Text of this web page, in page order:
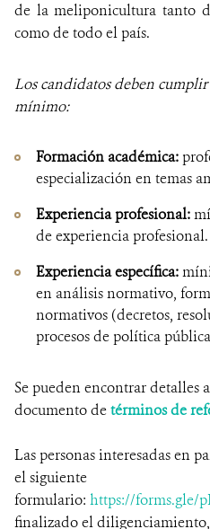
de la meliponicultura tanto
como de todo el país.
Los candidatos deben
mínimo:
Formación académica:
especialización en temas
Experiencia profesional:
de experiencia profesional.
Experiencia específica:
en análisis normativo,
normativos (decretos,
procesos de política
Se pueden encontrar detalles
documento detérminos de
Las personas interesadas en
el siguiente
formulario: https://forms.gle/
finalizado el